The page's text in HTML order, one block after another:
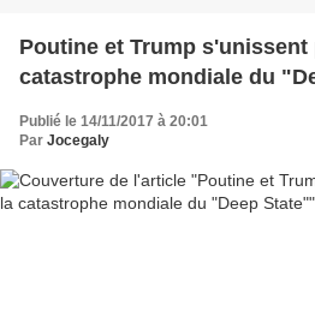
Poutine et Trump
catastrophe mondiale du
Publié le 14/11/2017 à 20:01
Par Jocegaly